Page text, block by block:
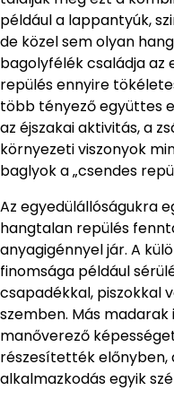
például a lappantyúk,
de közel sem olyan
bagolyfélék családja az
repülés ennyire
több tényező együttes
az éjszakai aktivitás, a
környezeti viszonyok
baglyok a „csendes
Az egyedülállóságukra
hangtalan repülés
anyagigénnyel jár. A
finomsága például
csapadékkal, piszokkal
szemben. Más
manőverező
részesítették előnyben,
alkalmazkodás egyik